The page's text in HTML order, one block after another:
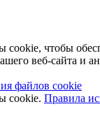
чтобы
веб-сайта и
файлов cookie
cookie. Правила